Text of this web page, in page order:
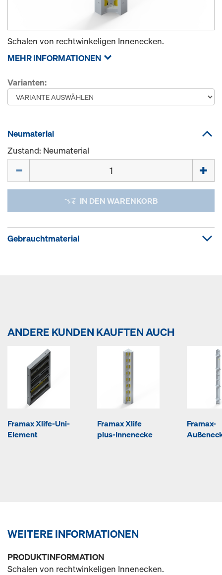
Schalen von rechtwinkeligen Innenecken.
MEHR INFORMATIONEN
Varianten:
Neumaterial
Zustand: Neumaterial
IN DEN WARENKORB
Gebrauchtmaterial
ANDERE KUNDEN KAUFTEN AUCH
Framax Xlife-Uni-
Element
Framax Xlife
plus-Innenecke
Framax-
WEITERE INFORMATIONEN
PRODUKTINFORMATION
Schalen von rechtwinkeligen Innenecken.